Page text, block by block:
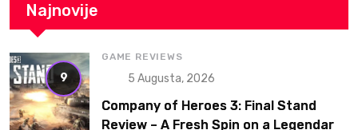
Najnovije
9
GAME REVIEWS
5 Augusta, 2026
Company of Heroes 3: Final Stand
Review – A Fresh Spin on a Legendary